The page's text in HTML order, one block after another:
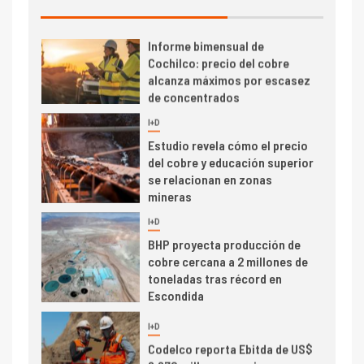
2026 cae 10,6%
I+D
PIB minero impacta el
crecimiento regional: Banco
Central reporta resultados
dispares en el primer
trimestre
4 I+D
Informe bimensual de
Cochilco: precio del cobre
alcanza máximos por escasez
de concentrados
I+D
Estudio revela cómo el precio
del cobre y educación superior
se relacionan en zonas
mineras
6 I+D